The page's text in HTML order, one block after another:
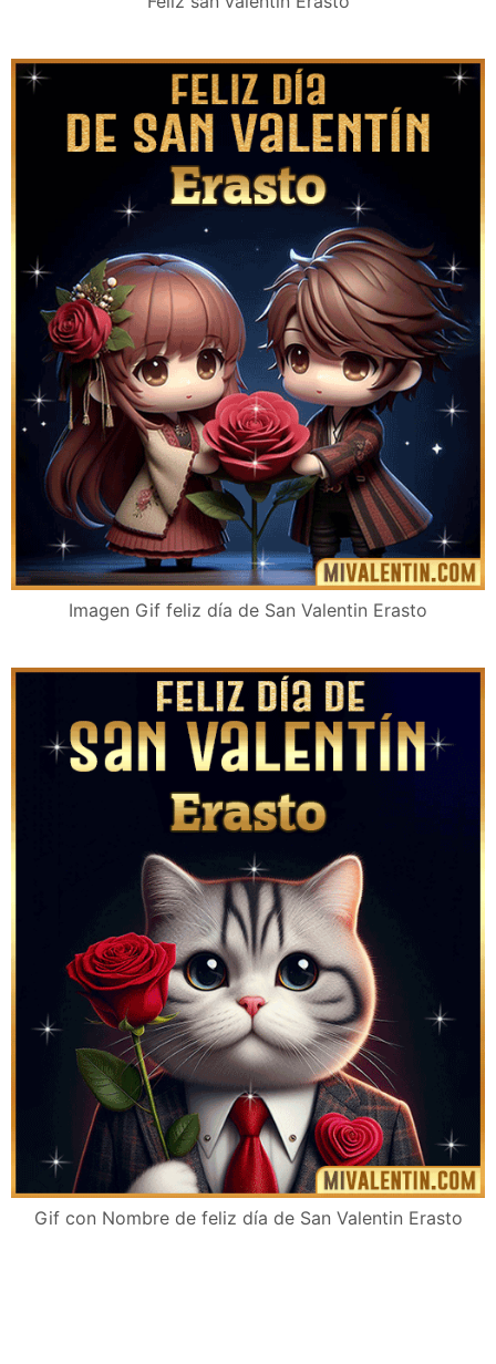
Imagen Gif feliz día de San Valentin Erasto
Gif con Nombre de feliz día de San Valentin Erasto